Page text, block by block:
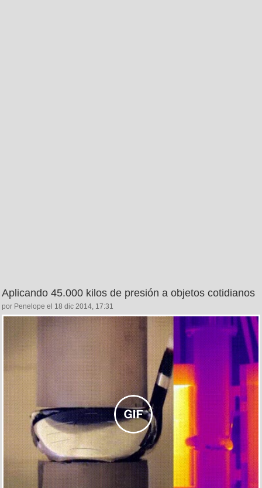
Aplicando 45.000 kilos de presión a objetos cotidianos
por Penelope el 18 dic 2014, 17:31